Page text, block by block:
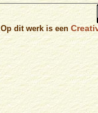
Op dit werk is een